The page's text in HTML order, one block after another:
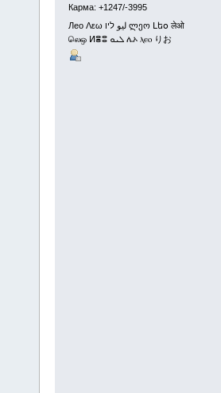
Карма: +1247/-3995
Лео Λεω ليو ליו ლეო Լեօ लेओ
லெஒ ⵍⴻⵓ ܠܝܘ ሌኦ ⲗⲉⲟ りお